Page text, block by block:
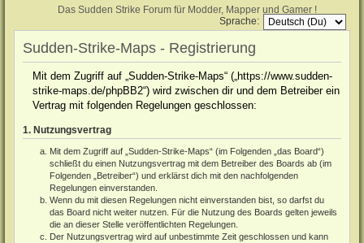
Das Sudden Strike Forum für Modder, Mapper und Gamer !
Sprache:
Sudden-Strike-Maps - Registrierung
Mit dem Zugriff auf „Sudden-Strike-Maps“ („https://www.sudden-
strike-maps.de/phpBB2“) wird zwischen dir und dem Betreiber ein
Vertrag mit folgenden Regelungen geschlossen:
1. Nutzungsvertrag
Mit dem Zugriff auf „Sudden-Strike-Maps“ (im Folgenden „das Board“)
schließt du einen Nutzungsvertrag mit dem Betreiber des Boards ab (im
Folgenden „Betreiber“) und erklärst dich mit den nachfolgenden
Regelungen einverstanden.
Wenn du mit diesen Regelungen nicht einverstanden bist, so darfst du
das Board nicht weiter nutzen. Für die Nutzung des Boards gelten jeweils
die an dieser Stelle veröffentlichten Regelungen.
Der Nutzungsvertrag wird auf unbestimmte Zeit geschlossen und kann